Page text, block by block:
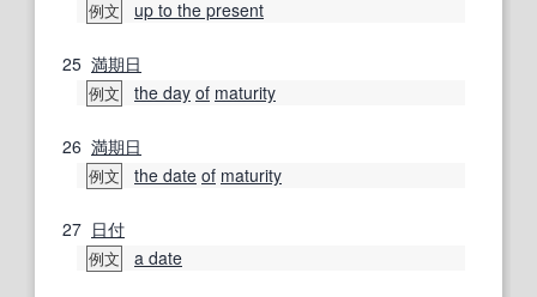
例文 up to the present
25 満期日
例文 the day of maturity
26 満期日
例文 the date of maturity
27 日付
例文 a date